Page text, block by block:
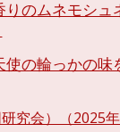
りのムネモシュ
使の輪っかの味
究会）（2025